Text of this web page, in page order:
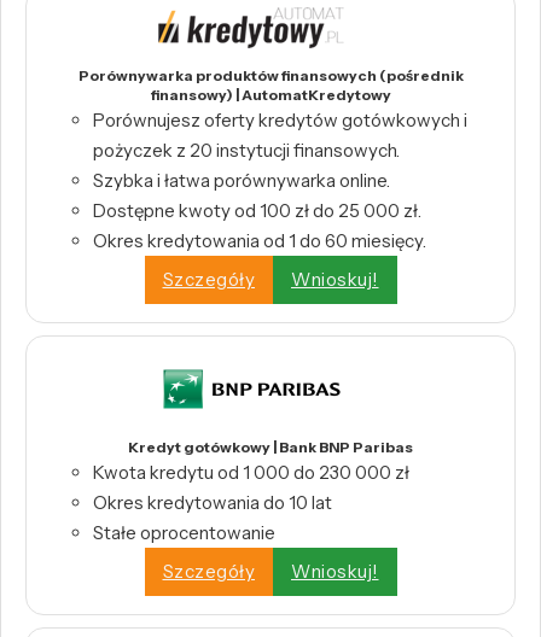
Porównywarka produktów finansowych (pośrednik
finansowy) | AutomatKredytowy
Porównujesz oferty kredytów gotówkowych i
pożyczek z 20 instytucji finansowych.
Szybka i łatwa porównywarka online.
Dostępne kwoty od 100 zł do 25 000 zł.
Okres kredytowania od 1 do 60 miesięcy.
Szczegóły
Wnioskuj!
Kredyt gotówkowy | Bank BNP Paribas
Kwota kredytu od 1 000 do 230 000 zł
Okres kredytowania do 10 lat
Stałe oprocentowanie
Szczegóły
Wnioskuj!